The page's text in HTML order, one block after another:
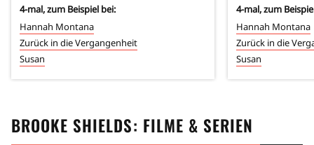
4-mal, zum Beispiel bei:
Hannah Montana
Zurück in die Vergangenheit
Susan
4-mal, zum
Hannah Montana
Zurück in die
Susan
BROOKE SHIELDS: FILME & SERIEN